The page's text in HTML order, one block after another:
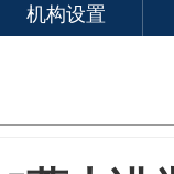
机构设置